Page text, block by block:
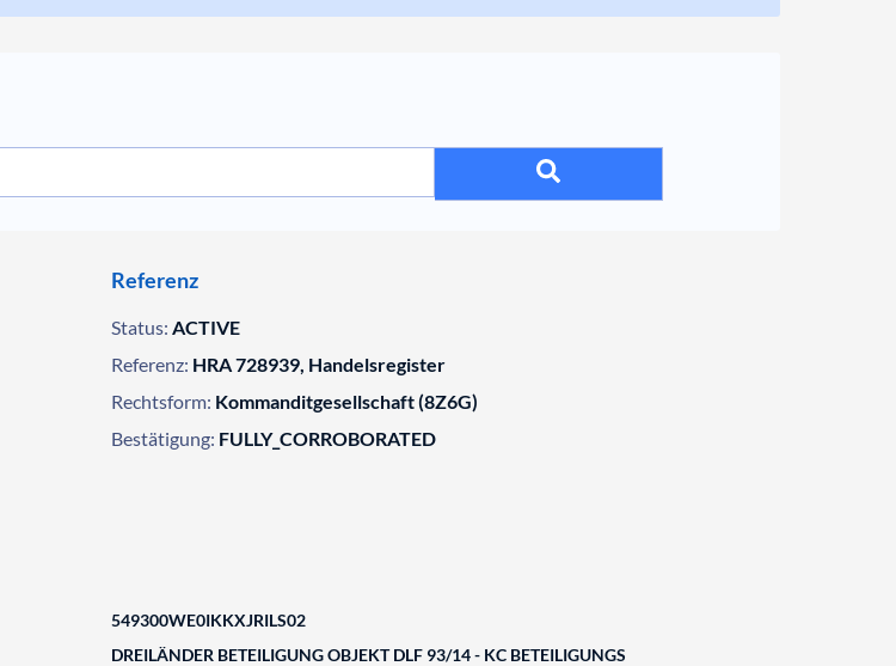
Referenz
Status: ACTIVE
Referenz: HRA 728939, Handelsregister
Rechtsform: Kommanditgesellschaft (8Z6G)
Bestätigung: FULLY_CORROBORATED
549300WE0IKKXJRILS02
DREILÄNDER BETEILIGUNG OBJEKT DLF 93/14 - KC BETEILIGUNGS